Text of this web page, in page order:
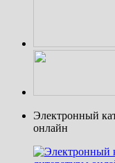
Электронный
онлайн